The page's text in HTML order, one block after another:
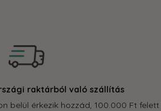
szállítás
100.000 Ft felett